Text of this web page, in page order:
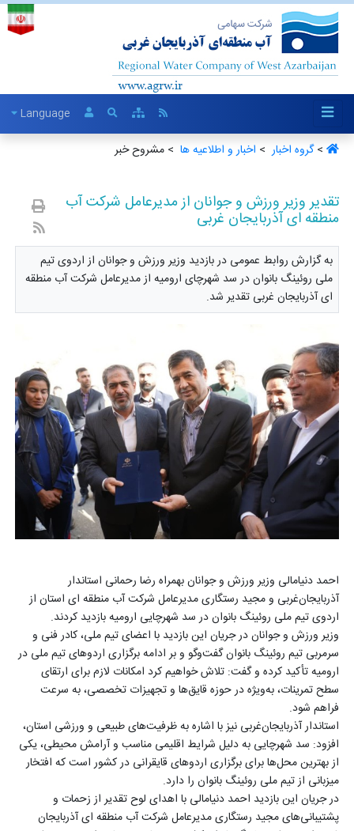
Language
>گروه اخبار ‏ > اخبار و اطلاعیه ها ‏ > مشروح خبر
تقدیر وزیر ورزش و جوانان از مدیرعامل شرکت آب
منطقه ای آذربایجان غربی
به گزارش روابط عمومی در بازدید وزیر ورزش و جوانان از اردوی تیم
ملی روئینگ بانوان در سد شهرچای ارومیه از مدیرعامل شرکت آب منطقه
ای آذربایجان غربی تقدیر شد.
احمد دنیامالی وزیر ورزش و جوانان بهمراه رضا رحمانی استاندار
آذربایجان‌غربی و مجید رستگاری مدیرعامل شرکت آب منطقه ای استان از
اردوی تیم ملی روئینگ بانوان در سد شهرچایی ارومیه بازدید کردند.
وزیر ورزش و جوانان در جریان این بازدید با اعضای تیم ملی، کادر فنی و
سرمربی تیم روئینگ بانوان گفت‌وگو و بر ادامه برگزاری اردوهای تیم ملی در
ارومیه تأکید کرده و گفت: تلاش خواهیم کرد امکانات لازم برای ارتقای
سطح تمرینات، به‌ویژه در حوزه قایق‌ها و تجهیزات تخصصی، به سرعت
فراهم شود.
استاندار آذربایجان‌غربی نیز با اشاره به ظرفیت‌های طبیعی و ورزشی استان،
افزود: سد شهرچایی به دلیل شرایط اقلیمی مناسب و آرامش محیطی، یکی
از بهترین محل‌ها برای برگزاری اردوهای قایقرانی در کشور است که افتخار
میزبانی از تیم ملی روئینگ بانوان را دارد.
در جریان این بازدید احمد دنیامالی با اهدای لوح تقدیر از زحمات و
پشتیبانی‌های مجید رستگاری مدیرعامل شرکت آب منطقه ای آذربایجان